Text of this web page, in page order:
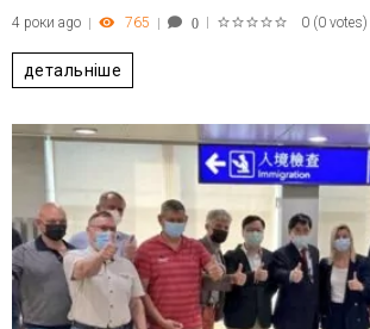
4 роки ago
765 0 0 (0 votes)
детальніше